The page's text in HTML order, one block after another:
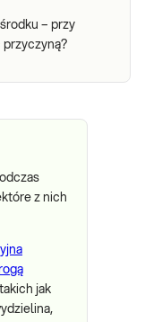
– przy
przyczyną?
z nich
jak